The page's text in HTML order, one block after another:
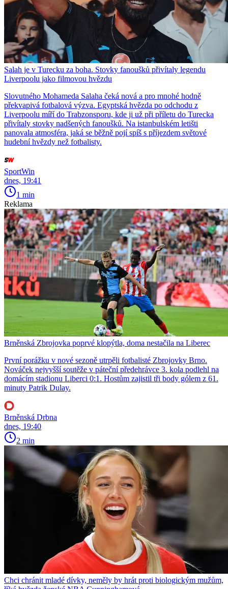
Salah je v Turecku za boha. Stovky fanoušků přivítaly legendu
Liverpoolu jako filmovou hvězdu
Slovutného Mohameda Salaha čeká nová a pro mnohé hodně
překvapivá fotbalová výzva. Egyptská hvězda po odchodu z
Liverpoolu míří do Trabzonsporu, kde ji už při příletu do Turecka
přivítaly stovky nadšených fanoušků. Na istanbulském letišti
panovala atmosféra, jaká se běžně pojí spíš s příjezdem světové
hudební hvězdy než fotbalisty.
SportWin
dnes, 19:41
1 min
Reklama
Brněnská Zbrojovka poprvé klopýtla, doma nestačila na Liberec
První porážku v nové sezoně utrpěli fotbalisté Zbrojovky Brno.
Nováček nejvyšší soutěže v páteční předehrávce 3. kola podlehl na
domácím stadionu Liberci 0:1. Hostům zajistil tři body gólem z 61.
minuty Patrik Dulay.
Brněnská Drbna
dnes, 19:40
2 min
Chci chránit mladé dívky, neměly by hrát proti biologickým mužům,